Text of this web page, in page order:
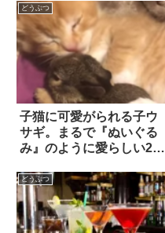
どうぶつ
子猫に可愛がられる子ウ
サギ。まるで『ぬいぐる
み』のように愛らしい2匹
に…ニヤニヤが止まらな
い！
どうぶつ